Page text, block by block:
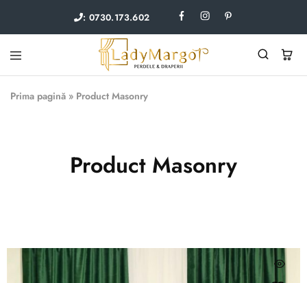
: 0730.173.602
Lady
Perdele
draperii
Prima pagină » Product Masonry
Product Masonry